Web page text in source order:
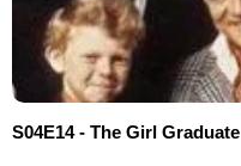
S04E14 - The Girl Graduate